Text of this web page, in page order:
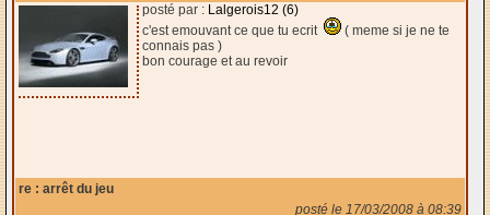
posté par : Lalgerois12 (6)
c'est emouvant ce que tu ecrit
( meme si je ne te
connais pas )
bon courage et au revoir
re : arrêt du jeu
posté le 17/03/2008 à 08:39